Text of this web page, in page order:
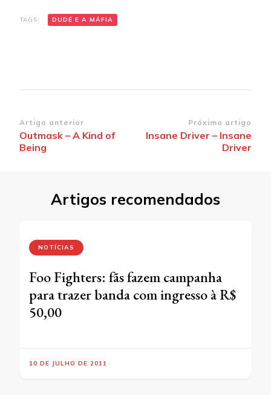
TAGS: DUDÉ E A MÁFIA
Navegação
de
Artigo anterior
Outmask – A Kind of
Being
Próximo artigo
Insane Driver – Insane
Driver
Artigos recomendados
NOTÍCIAS
Foo Fighters: fãs fazem campanha
para trazer banda com ingresso à R$
50,00
10 DE JULHO DE 2011